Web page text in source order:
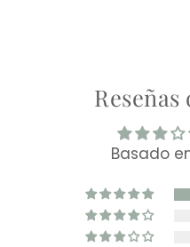
Basado